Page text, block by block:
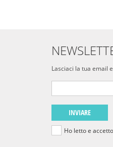
Lasciaci la tua email
INVIARE
Ho letto e